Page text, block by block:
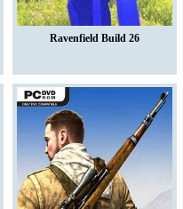
Ravenfield Build 26